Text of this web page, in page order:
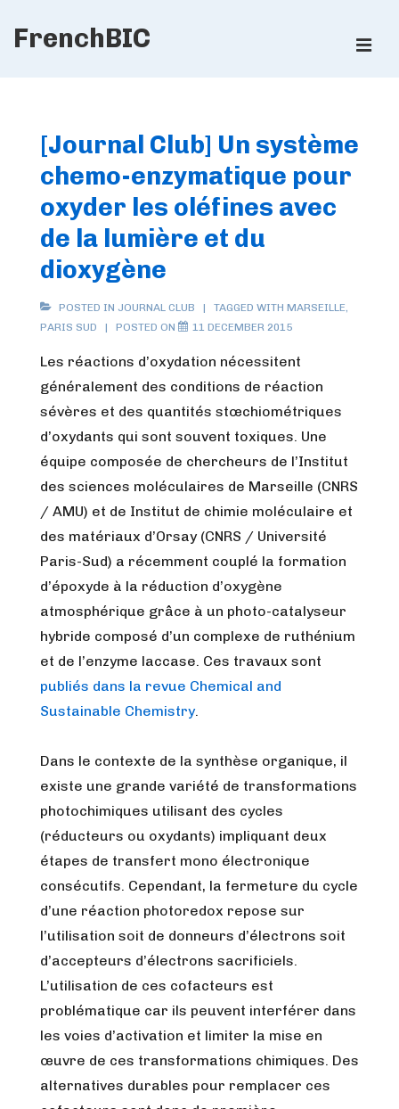
SkipFrenchBIC
[Journal Club] Un système
chemo-enzymatique pour
oxyder les oléfines avec
de la lumière et du
dioxygène
POSTED IN JOURNAL CLUB TAGGED WITH MARSEILLE,
PARIS SUD
POSTED ON 11 DECEMBER 2015
Les réactions d’oxydation nécessitent
généralement des conditions de réaction
sévères et des quantités stœchiométriques
d’oxydants qui sont souvent toxiques. Une
équipe composée de chercheurs de l’Institut
des sciences moléculaires de Marseille (CNRS
/ AMU) et de Institut de chimie moléculaire et
des matériaux d’Orsay (CNRS / Université
Paris-Sud) a récemment couplé la formation
d’époxyde à la réduction d’oxygène
atmosphérique grâce à un photo-catalyseur
hybride composé d’un complexe de ruthénium
et de l’enzyme laccase. Ces travaux sont
publiés dans la revue Chemical and
Sustainable Chemistry.
Dans le contexte de la synthèse organique, il
existe une grande variété de transformations
photochimiques utilisant des cycles
(réducteurs ou oxydants) impliquant deux
étapes de transfert mono électronique
consécutifs. Cependant, la fermeture du cycle
d’une réaction photoredox repose sur
l’utilisation soit de donneurs d’électrons soit
d’accepteurs d’électrons sacrificiels.
L’utilisation de ces cofacteurs est
problématique car ils peuvent interférer dans
les voies d’activation et limiter la mise en
œuvre de ces transformations chimiques. Des
alternatives durables pour remplacer ces